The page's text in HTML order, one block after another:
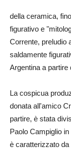
della ceramica,
figurativo e
Corrente, preludio
saldamente
Argentina a partire
La cospicua
donata all'amico
partire, è stata
Paolo Campiglio
è caratterizzato da